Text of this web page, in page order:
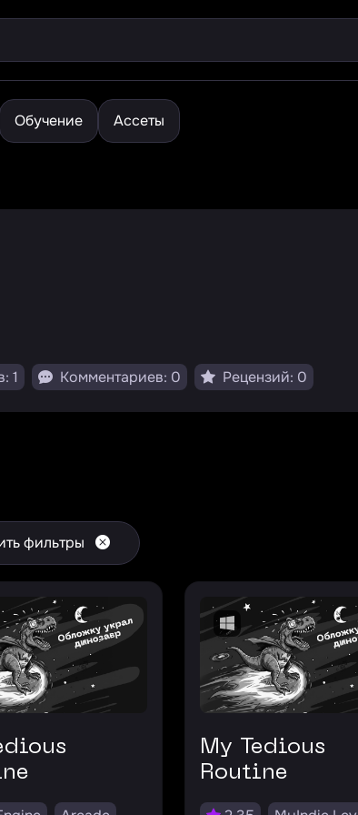
Обучение Ассеты
1 Комментариев: 0 Рецензий: 0
фильтры
My Tedious
Routine